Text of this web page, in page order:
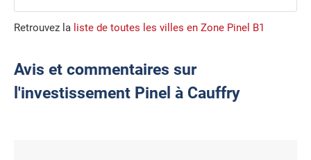
Retrouvez la liste de toutes les villes en Zone Pinel B1
Avis et commentaires sur
l'investissement Pinel à Cauffry